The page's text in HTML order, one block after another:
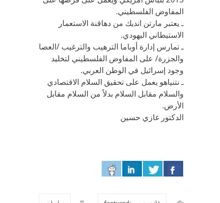
المفاوض الفلسطيني.
ـ يعتبر مارتن انديك من دهاقنة الاستعمار
الاستيطاني اليهودي.
ـ تمارس إدارة أوباما الترهيب والترغيب /العصا
والجزرة/ على المفاوض الفلسطيني لتخليد
وجود إسرائيل في الوطن العربي.
ـ نتنياهو يعمل على تحقيق السلام الاقتصادي
والسلام مقابل السلام بدلاً من السلام مقابل
الأرض.
الدكتور غازي حسين